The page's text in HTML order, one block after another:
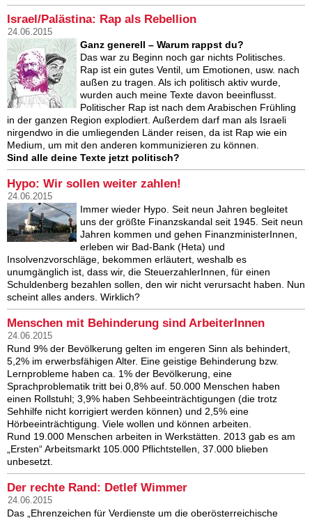
Israel/Palästina: Rap als Rebellion
24.06.2015
Ganz generell – Warum rappst du?
Das war zu Beginn noch gar nichts Politisches.
Rap ist ein gutes Ventil, um Emotionen, usw. nach
außen zu tragen. Als ich politisch aktiv wurde,
wurden auch meine Texte davon beeinflusst.
Politischer Rap ist nach dem Arabischen Frühling
in der ganzen Region explodiert. Außerdem darf man als Israeli
nirgendwo in die umliegenden Länder reisen, da ist Rap wie ein
Medium, um mit den anderen kommunizieren zu können.
Sind alle deine Texte jetzt politisch?
Hypo: Wir sollen weiter zahlen!
24.06.2015
Immer wieder Hypo. Seit neun Jahren begleitet
uns der größte Finanzskandal seit 1945. Seit neun
Jahren kommen und gehen FinanzministerInnen,
erleben wir Bad-Bank (Heta) und
Insolvenzvorschläge, bekommen erläutert, weshalb es
unumgänglich ist, dass wir, die SteuerzahlerInnen, für einen
Schuldenberg bezahlen sollen, den wir nicht verursacht haben. Nun
scheint alles anders. Wirklich?
Menschen mit Behinderung sind ArbeiterInnen
24.06.2015
Rund 9% der Bevölkerung gelten im engeren Sinn als behindert,
5,2% im erwerbsfähigen Alter. Eine geistige Behinderung bzw.
Lernprobleme haben ca. 1% der Bevölkerung, eine
Sprachproblematik tritt bei 0,8% auf. 50.000 Menschen haben
einen Rollstuhl; 3,9% haben Sehbeeinträchtigungen (die trotz
Sehhilfe nicht korrigiert werden können) und 2,5% eine
Hörbeeinträchtigung. Viele wollen und können arbeiten.
Rund 19.000 Menschen arbeiten in Werkstätten. 2013 gab es am
„Ersten“ Arbeitsmarkt 105.000 Pflichtstellen, 37.000 blieben
unbesetzt.
Der rechte Rand: Detlef Wimmer
24.06.2015
Das „Ehrenzeichen für Verdienste um die oberösterreichische